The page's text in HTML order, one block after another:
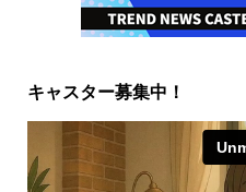
キャスター募集中！